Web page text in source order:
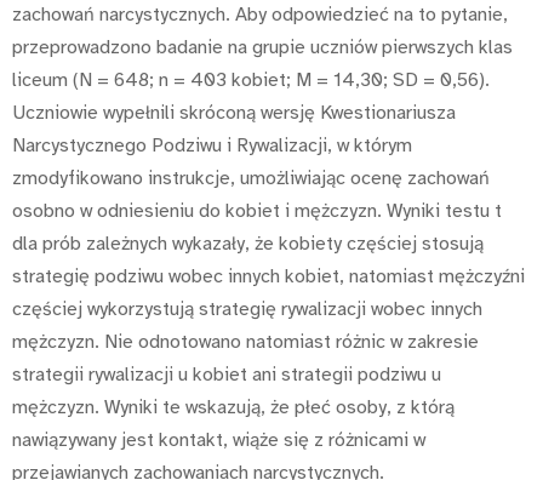
zachowań narcystycznych. Aby odpowiedzieć na to pytanie,
przeprowadzono badanie na grupie uczniów pierwszych klas
liceum (N = 648; n = 403 kobiet; M = 14,30; SD = 0,56).
Uczniowie wypełnili skróconą wersję Kwestionariusza
Narcystycznego Podziwu i Rywalizacji, w którym
zmodyfikowano instrukcje, umożliwiając ocenę zachowań
osobno w odniesieniu do kobiet i mężczyzn. Wyniki testu t
dla prób zależnych wykazały, że kobiety częściej stosują
strategię podziwu wobec innych kobiet, natomiast mężczyźni
częściej wykorzystują strategię rywalizacji wobec innych
mężczyzn. Nie odnotowano natomiast różnic w zakresie
strategii rywalizacji u kobiet ani strategii podziwu u
mężczyzn. Wyniki te wskazują, że płeć osoby, z którą
nawiązywany jest kontakt, wiąże się z różnicami w
przejawianych zachowaniach narcystycznych.